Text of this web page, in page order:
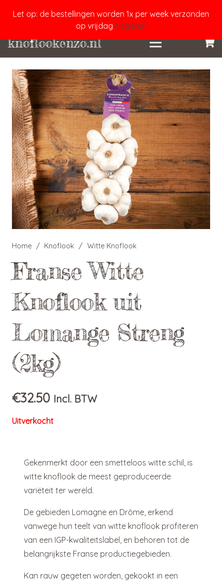
Let op: de bestellingen worden 1x per week verzonden
op vrijdag Negeren
knoflookenzo.nl
Home / Knoflook / Witte Knoflook
Franse Witte
Knoflook uit
Lomange Streng
(2kg)
€32.50 Incl. BTW
Uitverkocht
Gekenmerkt door een smetteloos witte schil, is
witte knoflook de meest geproduceerde
variëteit ter wereld.
De gebieden Lomagne en Drôme, erkend
vanwege hun teelt van witte knoflook profiteren
van een IGP-kwaliteitslabel, en behoren tot de
belangrijkste Franse productiegebieden.
Kan rauw gegeten worden, gekookt in een